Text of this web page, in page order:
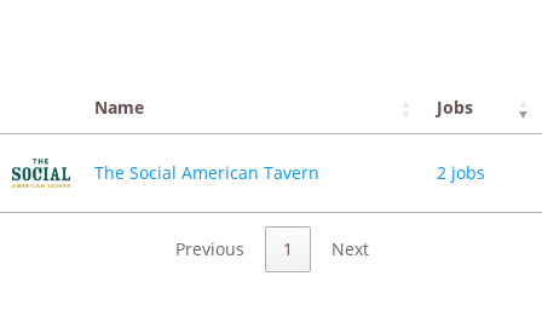
Name Jobs
The Social American Tavern 2 jobs
Previous 1 Next